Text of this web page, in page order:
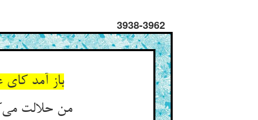
3938-3962
من حلالت